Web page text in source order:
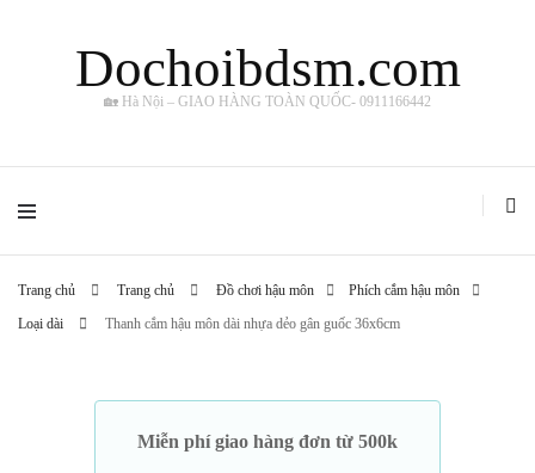
Dochoibdsm.com
🏡 Hà Nội – GIAO HÀNG TOÀN QUỐC- 0911166442
Trang chủ Trang chủ Đồ chơi hậu môn
Phích cắm hậu môn
Loại dài
Thanh cắm hậu môn dài nhựa dẻo gân guốc 36x6cm
Miễn phí giao hàng đơn từ 500k